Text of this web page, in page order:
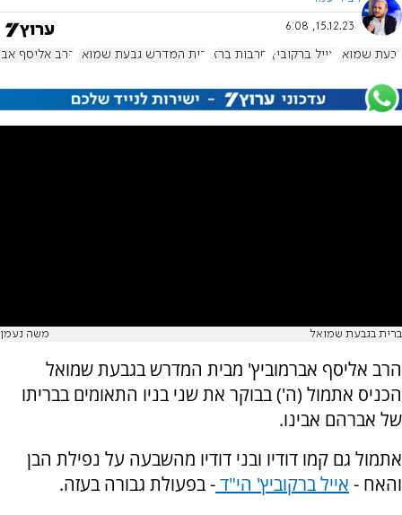
15.12.23, 6:08
גבעת שמואל אייל ברקוביץ' חרבות ברזל בית המדרש גבעת שמואל הרב אליסף
ברית בגבעת שמואל משה נעמן
הרב אליסף אברמוביץ' מבית המדרש בגבעת שמואל
הכניס אתמול (ה') בבוקר את שני בניו התאומים בבריתו
של אברהם אבינו.
אתמול גם קמו דודיו ובני דודיו מהשבעה על נפילת הבן
והאח - אייל ברקוביץ' הי"ד- בפעולת גבורה בעזה.